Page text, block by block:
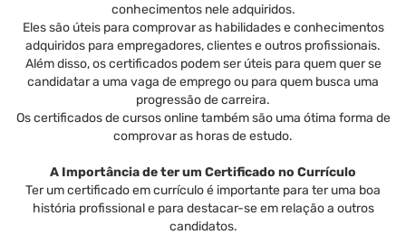
conhecimentos nele adquiridos.
Eles são úteis para comprovar as habilidades e conhecimentos
adquiridos para empregadores, clientes e outros profissionais.
Além disso, os certificados podem ser úteis para quem quer se
candidatar a uma vaga de emprego ou para quem busca uma
progressão de carreira.
Os certificados de cursos online também são uma ótima forma de
comprovar as horas de estudo.
A Importância de ter um Certificado no Currículo
Ter um certificado em currículo é importante para ter uma boa
história profissional e para destacar-se em relação a outros
candidatos.